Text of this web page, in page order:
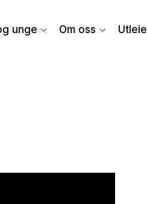
unge Om oss Utleie